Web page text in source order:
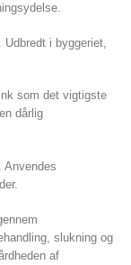
i byggeriet,
som det vigtigste
dårlig
Anvendes
slukning og
af